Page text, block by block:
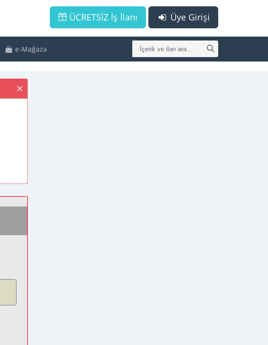
Üye Girişi
ÜCRETSİZ İş İlanı
e-Mağaza